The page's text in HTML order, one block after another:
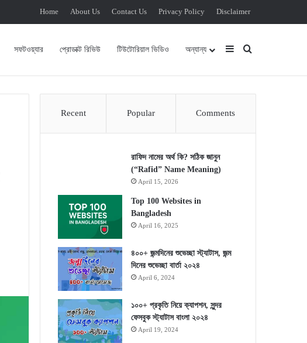
Home About Us Contact Us Privacy Policy Disclaimer
সফটওয়্যার প্রোডাক্ট রিভিউ টিউটোরিয়াল ভিডিও অন্যান্য Sidebar
Recent Popular Comments
রাফিদ নামের অর্থ কি? সঠিক জানুন
(“Rafid” Name Meaning)
April 15, 2026
Top 100 Websites in
Bangladesh
April 16, 2025
৪০০+ জন্মদিনের শুভেচ্ছা স্ট্যাটাস, জন্ম
দিনের শুভেচ্ছা বার্তা ২০২৪
April 6, 2024
১০০+ প্রকৃতি নিয়ে ক্যাপশন, সুন্দর
ফেসবুক স্ট্যাটাস বাংলা ২০২৪
April 19, 2024